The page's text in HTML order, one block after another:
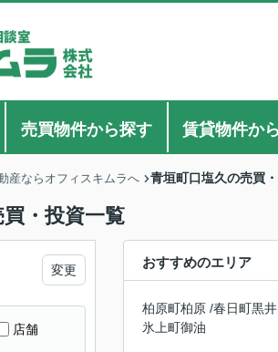
売買物件から探す 賃貸物件か
産ならオフィスキムラへ 青垣町口塩久の売買
・投資一覧
おすすめのエリア
柏原町柏原 /春日町黒井
氷上町御油
変更
店舗